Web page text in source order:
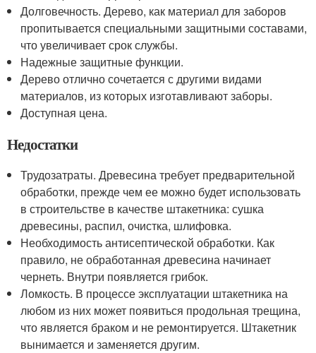
Долговечность. Дерево, как материал для заборов
пропитывается специальными защитными составами,
что увеличивает срок службы.
Надежные защитные функции.
Дерево отлично сочетается с другими видами
материалов, из которых изготавливают заборы.
Доступная цена.
Недостатки
Трудозатраты. Древесина требует предварительной
обработки, прежде чем ее можно будет использовать
в строительстве в качестве штакетника: сушка
древесины, распил, очистка, шлифовка.
Необходимость антисептической обработки. Как
правило, не обработанная древесина начинает
чернеть. Внутри появляется грибок.
Ломкость. В процессе эксплуатации штакетника на
любом из них может появиться продольная трещина,
что является браком и не ремонтируется. Штакетник
вынимается и заменяется другим.